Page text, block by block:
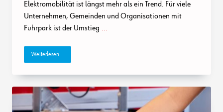
Elektromobilität ist längst mehr als ein Trend. Für viele
Unternehmen, Gemeinden und Organisationen mit
Fuhrpark ist der Umstieg ...
Weiterlesen...